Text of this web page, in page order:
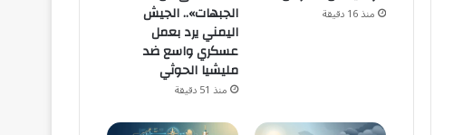
منذ 16 دقيقة
الجبهات».. الجيش
اليمني يرد بعمل
عسكري واسع ضد
مليشيا الحوثي
منذ 51 دقيقة